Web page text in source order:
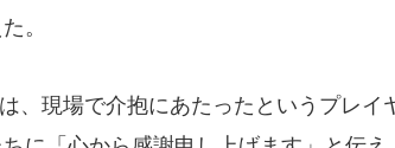
。
、現場で介抱にあたったというプレイ